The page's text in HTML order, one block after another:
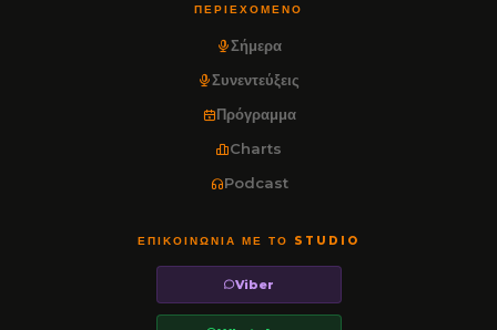
ΠΕΡΙΕΧΌΜΕΝΟ
Σήμερα
Συνεντεύξεις
Πρόγραμμα
Charts
Podcast
ΕΠΙΚΟΙΝΩΝΊΑ ΜΕ ΤΟ STUDIO
Viber